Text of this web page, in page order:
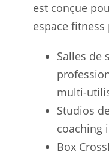
est conçue
espace
Salles de
multi-
Studios
coaching
Box